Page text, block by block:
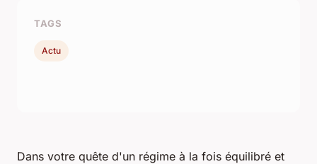
Dans votre quête d'un régime à la fois équilibré et
TAGS
Actu